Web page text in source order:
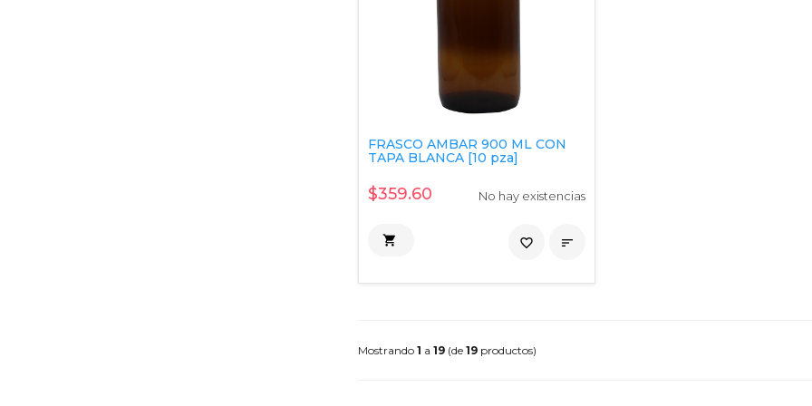
FRASCO AMBAR 900 ML CON
TAPA BLANCA [10 pza]
$359.60 No hay existencias
 
favorite_border
Mostrando 1 a 19(de 19productos)